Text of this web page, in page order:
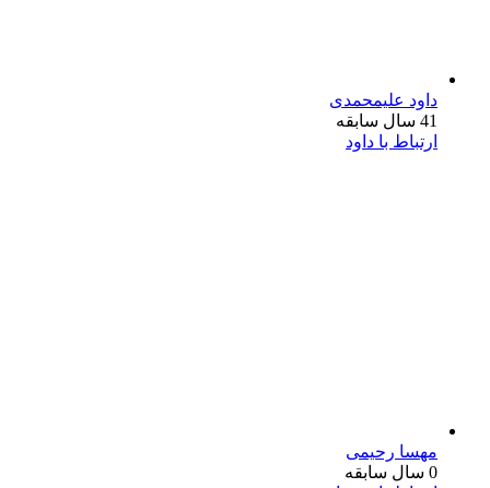
داود علیمحمدی
41 سال سابقه
ارتباط با داود
مهسا رحیمی
0 سال سابقه